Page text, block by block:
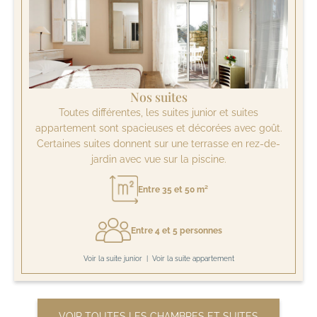
Nos suites
Toutes différentes, les suites junior et suites
appartement sont spacieuses et décorées avec goût.
Certaines suites donnent sur une terrasse en rez-de-
jardin avec vue sur la piscine.
Entre 35 et 50 m²
Entre 4 et 5 personnes
Voir la suite junior| Voir la suite appartement